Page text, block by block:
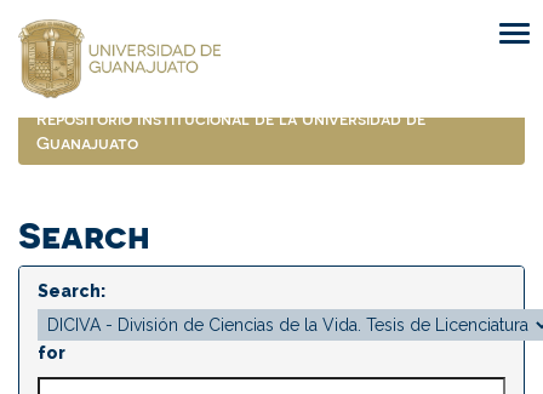
navigation
Repositorio Institucional de la Universidad de
Guanajuato
Search
Search:
for